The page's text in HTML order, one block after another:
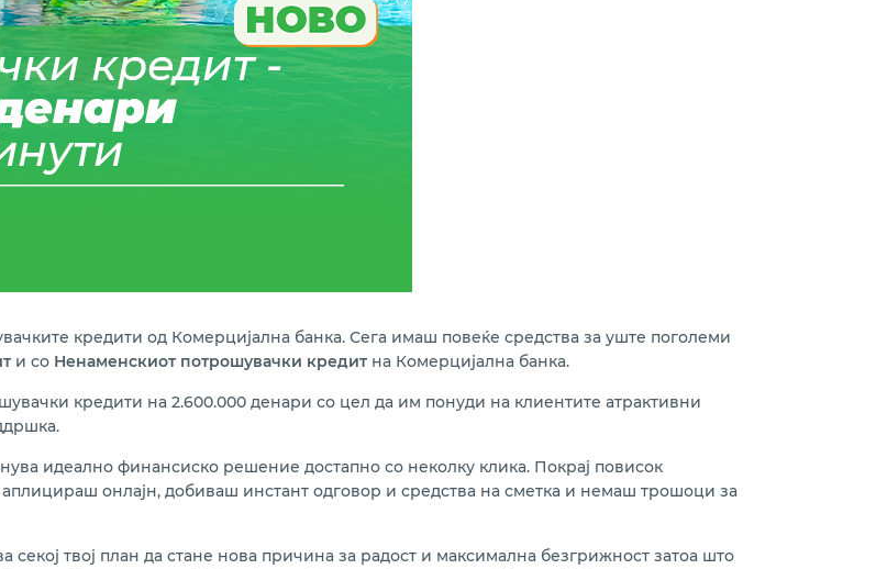
кредити од Комерцијална банка. Сега имаш повеќе средства за уште поголеми
и со Ненаменскиот потрошувачки кредит на Комерцијална банка.
кредити на 2.600.000 денари со цел да им понуди на клиентите атрактивни
идеално финансиско решение достапно со неколку клика. Покрај повисок
онлајн, добиваш инстант одговор и средства на сметка и немаш трошоци за
секој твој план да стане нова причина за радост и максимална безгрижност затоа што